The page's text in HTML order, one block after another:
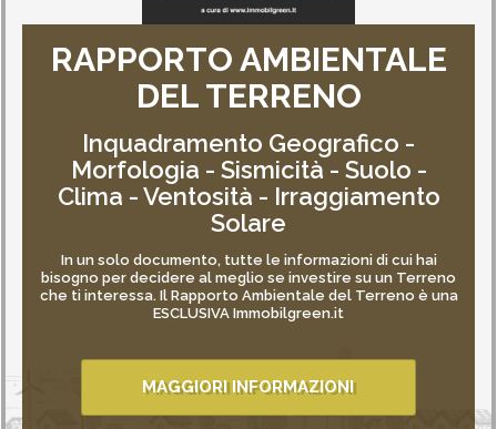
RAPPORTO AMBIENTALE
DEL TERRENO
Inquadramento Geografico -
Morfologia - Sismicità - Suolo -
Clima - Ventosità - Irraggiamento
Solare
In un solo documento, tutte le informazioni di cui hai
bisogno per decidere al meglio se investire su un Terreno
che ti interessa. Il Rapporto Ambientale del Terreno è una
ESCLUSIVA Immobilgreen.it
MAGGIORI INFORMAZIONI